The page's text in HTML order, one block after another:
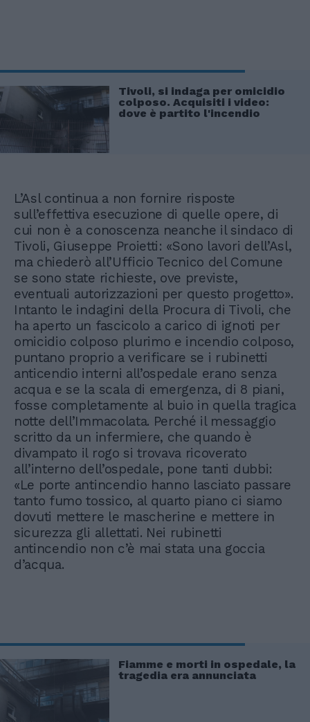
Tivoli, si indaga per omicidio
colposo. Acquisiti i video:
dove è partito l'incendio
L’Asl continua a non fornire risposte
sull’effettiva esecuzione di quelle opere, di
cui non è a conoscenza neanche il sindaco di
Tivoli, Giuseppe Proietti: «Sono lavori dell’Asl,
ma chiederò all’Ufficio Tecnico del Comune
se sono state richieste, ove previste,
eventuali autorizzazioni per questo progetto».
Intanto le indagini della Procura di Tivoli, che
ha aperto un fascicolo a carico di ignoti per
omicidio colposo plurimo e incendio colposo,
puntano proprio a verificare se i rubinetti
anticendio interni all’ospedale erano senza
acqua e se la scala di emergenza, di 8 piani,
fosse completamente al buio in quella tragica
notte dell’Immacolata. Perché il messaggio
scritto da un infermiere, che quando è
divampato il rogo si trovava ricoverato
all’interno dell’ospedale, pone tanti dubbi:
«Le porte antincendio hanno lasciato passare
tanto fumo tossico, al quarto piano ci siamo
dovuti mettere le mascherine e mettere in
sicurezza gli allettati. Nei rubinetti
antincendio non c’è mai stata una goccia
d’acqua.
Fiamme e morti in ospedale, la
tragedia era annunciata